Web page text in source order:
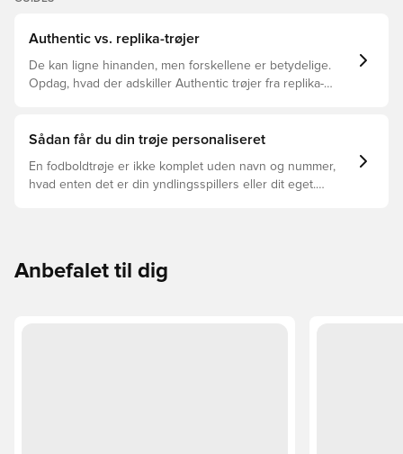
Authentic vs. replika-trøjer
De kan ligne hinanden, men forskellene er betydelige.
Opdag, hvad der adskiller Authentic trøjer fra replika-
Sådan får du din trøje personaliseret
En fodboldtrøje er ikke komplet uden navn og nummer,
hvad enten det er din yndlingsspillers eller dit eget.
Anbefalet til dig